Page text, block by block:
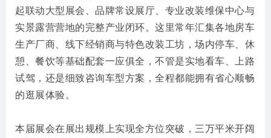
起联动大型展会、品牌常设展厅、专业改装维保中心与
实景露营营地的完整产业闭环。这里常年汇集各地房车
生产厂商、线下经销商与特色改装工坊，场内停车、休
憩、餐饮等基础配套一应俱全，不管是实地看车、上路
试驾，还是细致咨询车型方案，全程都能拥有省心顺畅
的逛展体验。
本届展会在展出规模上实现全方位突破，三万平米开阔